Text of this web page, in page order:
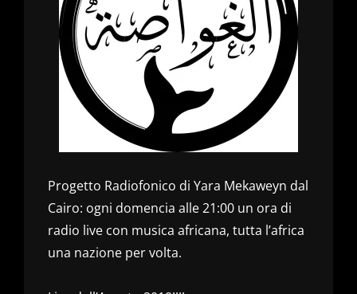
Progetto Radiofonico di Yara Mekaweyn dal
Cairo: ogni domencia alle 21:00 un ora di
radio live con musica africana, tutta l’africa
una nazione per volta.